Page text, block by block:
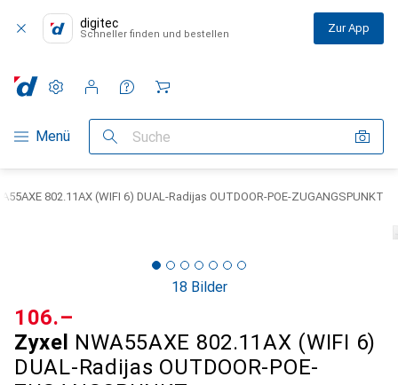
digitec
Schneller finden und bestellen Zur App
Navigation nach Kategorien
Menü Suche
Einstellungen
Kundenkonto
Vergleichslisten
Merklisten
Warenkorb
802.11AX (WIFI 6) DUAL-Radijas OUTDOOR-POE-ZUGANGSPUNKT
18 Bilder
Zyxel NWA55AXE 802.11AX (WIFI 6)
DUAL-Radijas OUTDOOR-POE-
CHF
106.–